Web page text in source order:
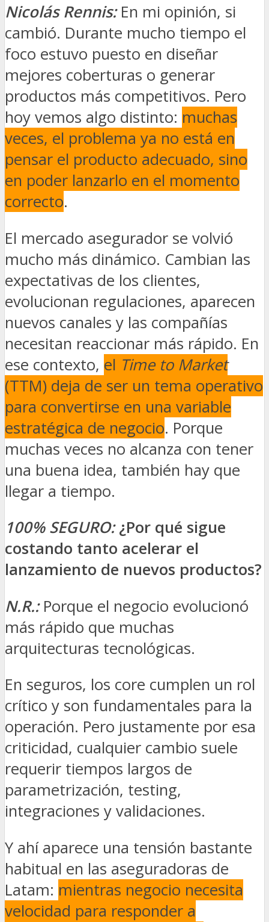
Nicolás Rennis: En mi opinión, si
cambió. Durante mucho tiempo el
foco estuvo puesto en diseñar
mejores coberturas o generar
productos más competitivos. Pero
hoy vemos algo distinto: muchas
veces, el problema ya no está en
pensar el producto adecuado, sino
en poder lanzarlo en el momento
correcto.
El mercado asegurador se volvió
mucho más dinámico. Cambian las
expectativas de los clientes,
evolucionan regulaciones, aparecen
nuevos canales y las compañías
necesitan reaccionar más rápido. En
ese contexto, el Time to Market
(TTM) deja de ser un tema operativo
para convertirse en una variable
estratégica de negocio. Porque
muchas veces no alcanza con tener
una buena idea, también hay que
llegar a tiempo.
100% SEGURO:¿Por qué sigue
costando tanto acelerar el
lanzamiento de nuevos productos?
N.R.: Porque el negocio evolucionó
más rápido que muchas
arquitecturas tecnológicas.
En seguros, los core cumplen un rol
crítico y son fundamentales para la
operación. Pero justamente por esa
criticidad, cualquier cambio suele
requerir tiempos largos de
parametrización, testing,
integraciones y validaciones.
Y ahí aparece una tensión bastante
habitual en las aseguradoras de
Latam: mientras negocio necesita
velocidad para responder a